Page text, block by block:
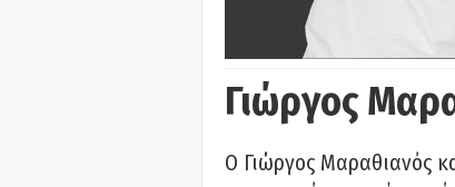
Γιώργος
Ο Γιώργος Μαραθιανός